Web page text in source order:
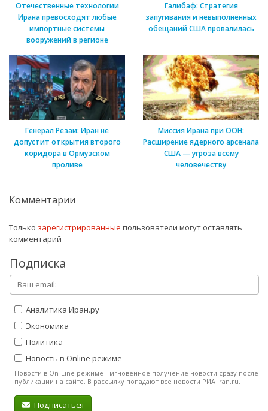
Отечественные технологии
Ирана превосходят любые
импортные системы
вооружений в регионе
Галибаф: Стратегия
запугивания и невыполненных
обещаний США провалилась
Генерал Резаи: Иран не
допустит открытия второго
коридора в Ормузском
проливе
Миссия Ирана при ООН:
Расширение ядерного арсенала
США — угроза всему
человечеству
Комментарии
Только зарегистрированные пользователи могут оставлять
комментарий
Подписка
Аналитика Иран.ру
Экономика
Политика
Новость в Online режиме
Новости в On-Line режиме - мгновенное получение новости сразу после
публикации на сайте. В рассылку попадают все новости РИА Iran.ru.
Подписаться